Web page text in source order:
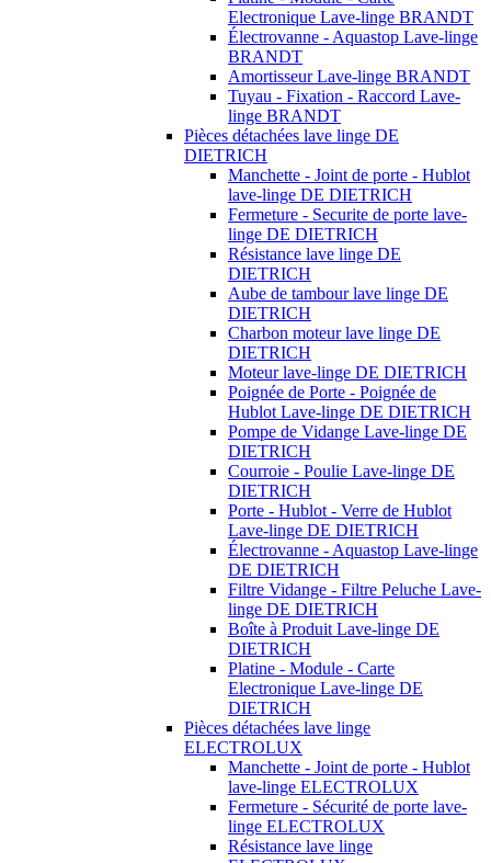
Electronique Lave-linge BRANDT
Électrovanne - Aquastop Lave-linge
BRANDT
Amortisseur Lave-linge BRANDT
Tuyau - Fixation - Raccord Lave-
linge BRANDT
Pièces détachées lave linge DE
DIETRICH
Manchette - Joint de porte - Hublot
lave-linge DE DIETRICH
Fermeture - Securite de porte lave-
linge DE DIETRICH
Résistance lave linge DE
DIETRICH
Aube de tambour lave linge DE
DIETRICH
Charbon moteur lave linge DE
DIETRICH
Moteur lave-linge DE DIETRICH
Poignée de Porte - Poignée de
Hublot Lave-linge DE DIETRICH
Pompe de Vidange Lave-linge DE
DIETRICH
Courroie - Poulie Lave-linge DE
DIETRICH
Porte - Hublot - Verre de Hublot
Lave-linge DE DIETRICH
Électrovanne - Aquastop Lave-linge
DE DIETRICH
Filtre Vidange - Filtre Peluche Lave-
linge DE DIETRICH
Boîte à Produit Lave-linge DE
DIETRICH
Platine - Module - Carte
Electronique Lave-linge DE
DIETRICH
Pièces détachées lave linge
ELECTROLUX
Manchette - Joint de porte - Hublot
lave-linge ELECTROLUX
Fermeture - Sécurité de porte lave-
linge ELECTROLUX
Résistance lave linge